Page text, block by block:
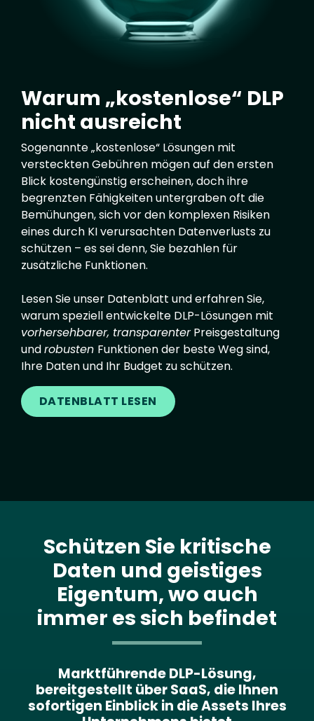
Warum „kostenlose“ DLP
nicht ausreicht
Sogenannte „kostenlose“ Lösungen mit
versteckten Gebühren mögen auf den ersten
Blick kostengünstig erscheinen, doch ihre
begrenzten Fähigkeiten untergraben oft die
Bemühungen, sich vor den komplexen Risiken
eines durch KI verursachten Datenverlusts zu
schützen – es sei denn, Sie bezahlen für
zusätzliche Funktionen.
Lesen Sie unser Datenblatt und erfahren Sie,
warum speziell entwickelte DLP-Lösungen mit
vorhersehbarer, transparenterPreisgestaltung
undrobusten Funktionen der beste Weg sind,
Ihre Daten und Ihr Budget zu schützen.
DATENBLATT LESEN
Schützen Sie kritische
Daten und geistiges
Eigentum, wo auch
immer es sich befindet
Marktführende DLP-Lösung,
bereitgestellt über SaaS, die Ihnen
sofortigen Einblick in die Assets Ihres